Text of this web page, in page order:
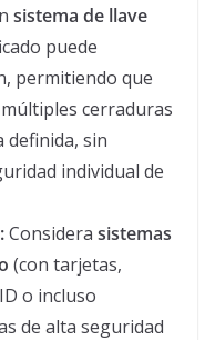
sistema de llave
puede
permitiendo que
cerraduras
definida, sin
individual de
Considera sistemas
(con tarjetas,
o incluso
de alta seguridad